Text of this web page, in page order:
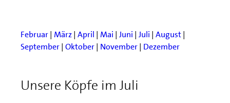
Februar| März| April | Mai | Juni | Juli | August|
September| Oktober| November| Dezember
Unsere Köpfe im Juli